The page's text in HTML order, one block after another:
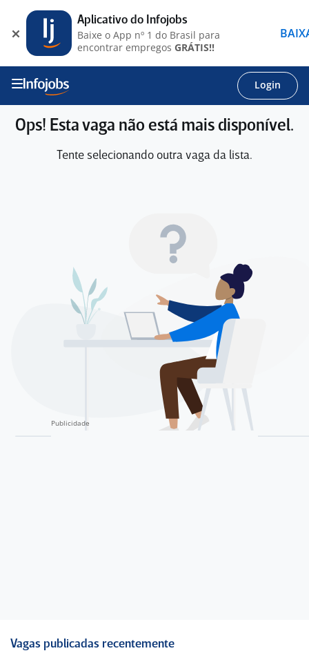
Login
Ops! Esta vaga não está mais disponível.
Tente selecionando outra vaga da lista.
Vagas publicadas recentemente
Aplicativo do Infojobs
Baixe o App nº 1 do Brasil para
encontrar empregos GRÁTIS!!